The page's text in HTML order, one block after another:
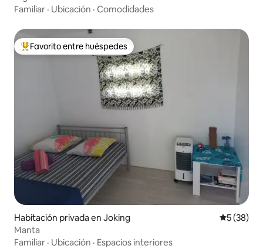
Familiar · Ubicación · Comodidades
Favorito entre huéspedes preferido
Favorito entre huéspedes
Habitación privada en Joking
5 (38)
Manta
Familiar · Ubicación · Espacios interiores